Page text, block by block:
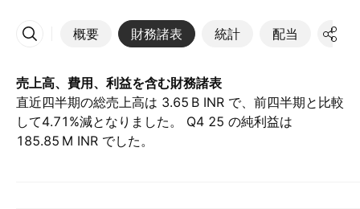
概要 財務諸表 統計 配当 決算
その他
売上高、費用、利益を含む財務諸表
直近四半期の総売上高は ‪3.65 B‬ INR で、前四半期と比較
して4.71%減となりました。 Q4 25 の純利益は
‪185.85 M‬ INR でした。